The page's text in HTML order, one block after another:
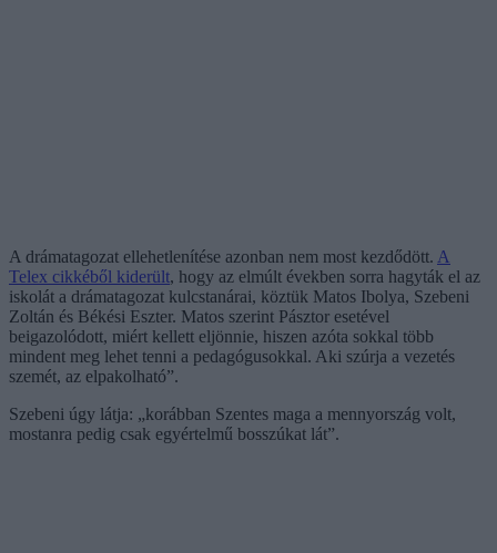
A drámatagozat ellehetlenítése azonban nem most kezdődött. A
Telex cikkéből kiderült, hogy az elmúlt években sorra hagyták el az
iskolát a drámatagozat kulcstanárai, köztük Matos Ibolya, Szebeni
Zoltán és Békési Eszter. Matos szerint Pásztor esetével
beigazolódott, miért kellett eljönnie, hiszen azóta sokkal több
mindent meg lehet tenni a pedagógusokkal. Aki szúrja a vezetés
szemét, az elpakolható”.
Szebeni úgy látja: „korábban Szentes maga a mennyország volt,
mostanra pedig csak egyértelmű bosszúkat lát”.